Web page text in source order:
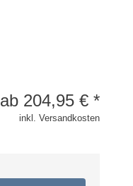
ab 204,95 € *
inkl. Versandkosten